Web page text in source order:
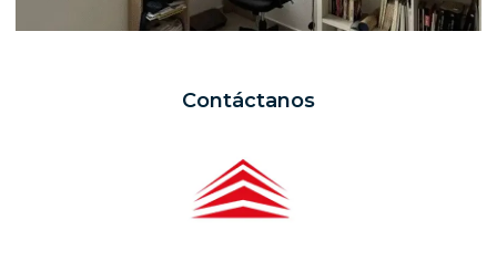
Contáctanos